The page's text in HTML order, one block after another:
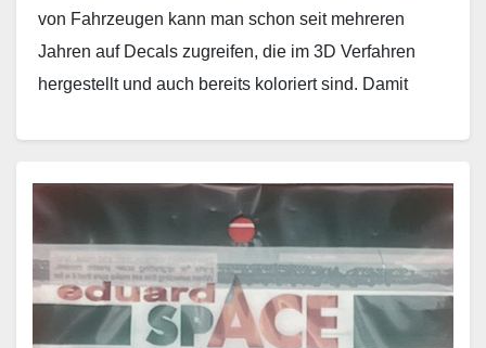
von Fahrzeugen kann man schon seit mehreren
Jahren auf Decals zugreifen, die im 3D Verfahren
hergestellt und auch bereits koloriert sind. Damit